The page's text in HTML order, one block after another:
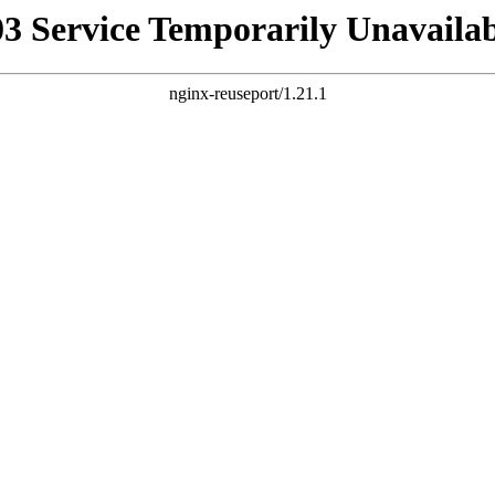
Service Temporarily
nginx-reuseport/1.21.1